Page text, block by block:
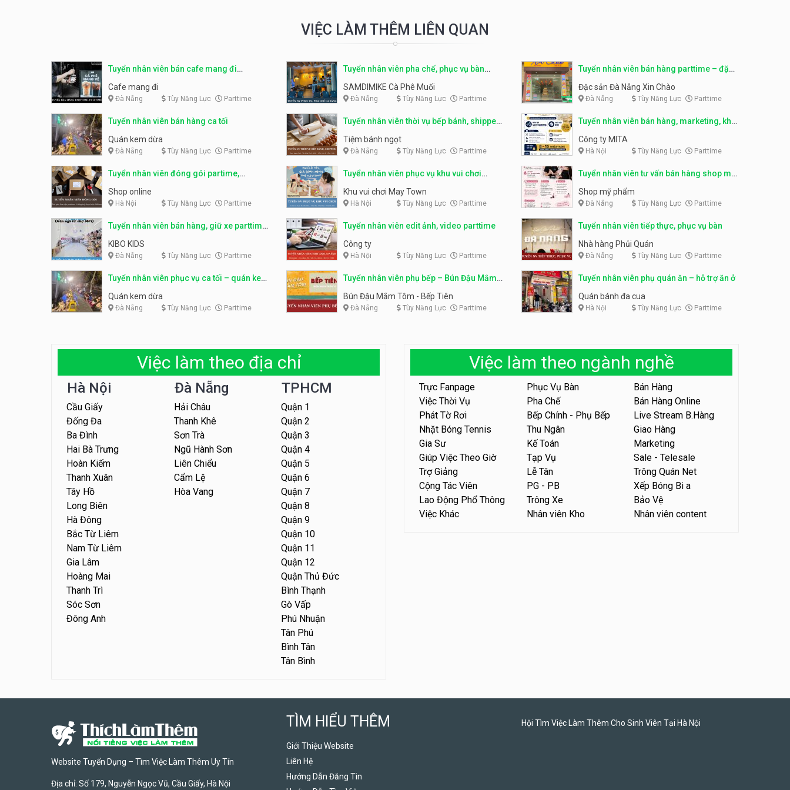
Tuyển nhân viên edit ảnh,
Công ty
Tuyển nhân viên tiếp thực,
Nhà hàng Phủi Quán
Tuyển nhân viên phục vụ ca
Quán kem dừa
Tuyển nhân viên phụ bếp –
Tiên
Bún Đậu Mắm Tôm - Bếp Tiên
Tuyển nhân viên phụ quán ăn
Quán bánh đa cua
Công ty
Tuyển nhân viên bán hàng
GÀ GÔ FASTFOOD
Tuyển nhân viên bán hàng
parttime
Húp Tea
Tuyển nhân viên pha chế
tiệm trà sữa
TRÀ SỮA THÁI LAN
VIỆC LÀM THÊM LIÊN QUAN
Tuyển nhân viên bán cafe mang đi
parttime, fulltime
Cafe mang đi
Đà Nẵng Tùy Năng Lực Parttime
Tuyển nhân viên pha chế, phục vụ bàn
parttime
SAMDIMIKE Cà Phê Muối
Đà Nẵng Tùy Năng Lực Parttime
Tuyển nhân viên bán hàng parttime – đặc
sản Đà Nẵng
Đặc sản Đà Nẵng Xin Chào
Đà Nẵng Tùy Năng Lực Parttime
Tuyển nhân viên bán hàng ca tối
Quán kem dừa
Đà Nẵng Tùy Năng Lực Parttime
Tuyển nhân viên thời vụ bếp bánh, shipper
parttime
Tiệm bánh ngọt
Đà Nẵng Tùy Năng Lực Parttime
Tuyển nhân viên bán hàng, marketing, kho
– parttime, fulltime
Công ty MITA
Hà Nội Tùy Năng Lực Parttime
Tuyển nhân viên đóng gói partime,
fulltime
Shop online
Hà Nội Tùy Năng Lực Parttime
Tuyển nhân viên phục vụ khu vui chơi
parttime linh động
Khu vui chơi May Town
Hà Nội Tùy Năng Lực Parttime
Tuyển nhân viên tư vấn bán hàng shop mỹ
phẩm
Shop mỹ phẩm
Đà Nẵng Tùy Năng Lực Parttime
Tuyển nhân viên bán hàng, giữ xe parttime
– Kibo Kid
KIBO KIDS
Đà Nẵng Tùy Năng Lực Parttime
Tuyển nhân viên edit ảnh, video parttime
Công ty
Hà Nội Tùy Năng Lực Parttime
Tuyển nhân viên tiếp thực, phục vụ bàn
Nhà hàng Phủi Quán
Đà Nẵng Tùy Năng Lực Parttime
Tuyển nhân viên phục vụ ca tối – quán kem
dừa
Quán kem dừa
Đà Nẵng Tùy Năng Lực Parttime
Tuyển nhân viên phụ bếp – Bún Đậu Mắm
Tôm – Bếp Tiên
Bún Đậu Mắm Tôm - Bếp Tiên
Đà Nẵng Tùy Năng Lực Parttime
Tuyển nhân viên phụ quán ăn – hỗ trợ ăn ở
Quán bánh đa cua
Hà Nội Tùy Năng Lực Parttime
Việc làm theo địa chỉ
Hà Nội
Cầu Giấy
Đống Đa
Ba Đình
Hai Bà Trưng
Hoàn Kiếm
Thanh Xuân
Tây Hồ
Long Biên
Hà Đông
Bắc Từ Liêm
Nam Từ Liêm
Gia Lâm
Hoàng Mai
Thanh Trì
Sóc Sơn
Đông Anh
Đà Nẵng
Hải Châu
Thanh Khê
Sơn Trà
Ngũ Hành Sơn
Liên Chiểu
Cẩm Lệ
Hòa Vang
TPHCM
Quận 1
Quận 2
Quận 3
Quận 4
Quận 5
Quận 6
Quận 7
Quận 8
Quận 9
Quận 10
Quận 11
Quận 12
Quận Thủ Đức
Bình Thạnh
Gò Vấp
Phú Nhuận
Tân Phú
Bình Tân
Tân Bình
Việc làm theo ngành nghề
Trực Fanpage Phục Vụ Bàn
Bán Hàng
Việc Thời Vụ
Pha Chế
Bán Hàng Online
Phát Tờ Rơi
Bếp Chính - Phụ Bếp
Live Stream B.Hàng
Nhặt Bóng Tennis
Thu Ngân
Giao Hàng
Gia Sư
Kế Toán
Marketing
Giúp Việc Theo Giờ
Tạp Vụ
Sale - Telesale
Trợ Giảng
Lễ Tân
Trông Quán Net
Cộng Tác Viên
PG - PB
Xếp Bóng Bi a
Lao Động Phổ Thông
Trông Xe
Bảo Vệ
Việc Khác
Nhân viên Kho Nhân viên content
Website Tuyển Dụng – Tìm Việc Làm Thêm Uy Tín
Địa chỉ: Số 179, Nguyễn Ngọc Vũ, Cầu Giấy, Hà Nội
TÌM HIỂU THÊM
Giới Thiệu Website
Liên Hệ
Hướng Dẫn Đăng Tin
Hội Tìm Việc Làm Thêm Cho Sinh Viên Tại Hà Nội